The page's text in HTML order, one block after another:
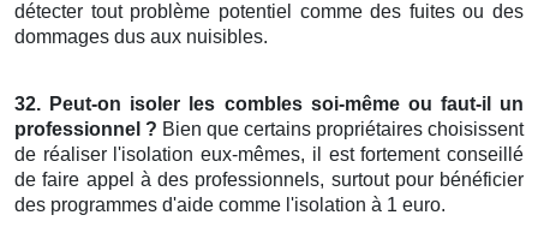
détecter tout problème potentiel comme des fuites ou des
dommages dus aux nuisibles.
32. Peut-on isoler les combles soi-même ou faut-il un
professionnel ? Bien que certains propriétaires choisissent
de réaliser l'isolation eux-mêmes, il est fortement conseillé
de faire appel à des professionnels, surtout pour bénéficier
des programmes d'aide comme l'isolation à 1 euro.